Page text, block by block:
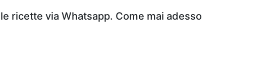
ricette via Whatsapp. Come mai adesso